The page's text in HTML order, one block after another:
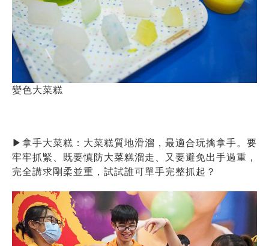
變色大菜糕
▶ 拿手大菜糕：大菜糕質地滑溜，最適合玩擒拿手。要
牢牢抓緊、既要慎防大菜糕溜走、又要避免出手過重，
完全講求剛柔並重，試試誰可單手完整抓起？